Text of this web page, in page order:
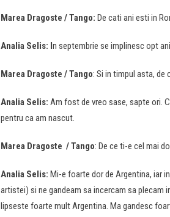
Marea Dragoste / Tango: De cati ani esti in
Analia Selis: In septembrie se implinesc opt
Marea Dragoste / Tango: Si in timpul asta, de
Analia Selis: Am fost de vreo sase, sapte ori.
pentru ca am nascut.
Marea Dragoste / Tango: De ce ti-e cel mai
Analia Selis: Mi-e foarte dor de Argentina, iar
artistei) si ne gandeam sa incercam sa plecam
lipseste foarte mult Argentina. Ma gandesc